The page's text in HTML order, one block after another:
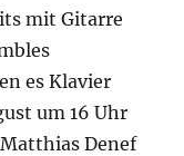
mit Gitarre
es Klavier
um 16 Uhr
Denef